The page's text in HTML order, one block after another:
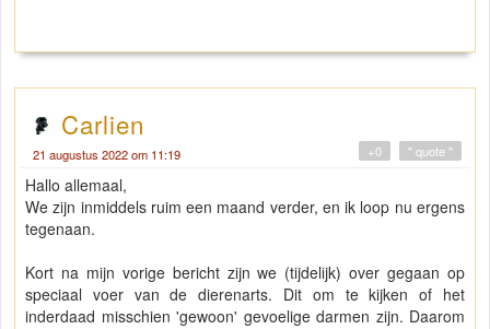
Carlien
21 augustus 2022 om 11:19 " quote "
+0
Hallo allemaal,
We zijn inmiddels ruim een maand verder, en ik loop nu ergens
tegenaan.
Kort na mijn vorige bericht zijn we (tijdelijk) over gegaan op
speciaal voer van de dierenarts. Dit om te kijken of het
inderdaad misschien 'gewoon' gevoelige darmen zijn. Daarom